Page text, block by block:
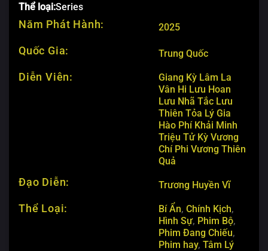
Thể loại:Series
Năm Phát Hành: 2025
Quốc Gia: Trung Quốc
Diễn Viên: Giang Kỳ Lâm La
Vân Hi Lưu Hoan
Lưu Nhã Tắc Lưu
Thiên Tỏa Lý Gia
Hào Phí Khải Minh
Triệu Tử Kỳ Vương
Chí Phi Vương Thiên
Quả
Đạo Diễn: Trương Huyền Vĩ
Thể Loại: Bí Ẩn, Chính Kịch,
Hình Sự, Phim Bộ,
Phim Đang Chiếu,
Phim hay, Tâm Lý